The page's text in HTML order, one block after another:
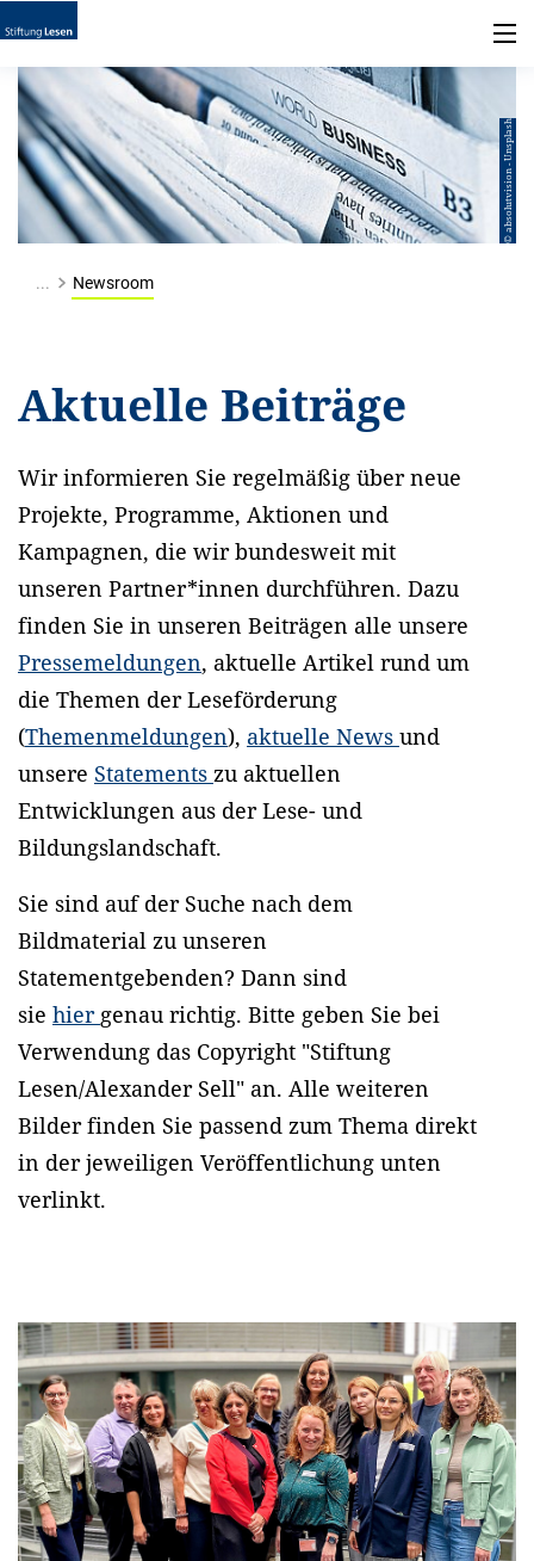
© absolutvision - Unsplash
... Newsroom
Aktuelle Beiträge
Wir informieren Sie regelmäßig über neue
Projekte, Programme, Aktionen und
Kampagnen, die wir bundesweit mit
unseren Partner*innen durchführen. Dazu
finden Sie in unseren Beiträgen alle unsere
Pressemeldungen, aktuelle Artikel rund um
die Themen der Leseförderung
(Themenmeldungen), aktuelle News und
unsere Statements zu aktuellen
Entwicklungen aus der Lese- und
Bildungslandschaft.
Sie sind auf der Suche nach dem
Bildmaterial zu unseren
Statementgebenden? Dann sind
sie hier genau richtig. Bitte geben Sie bei
Verwendung das Copyright "Stiftung
Lesen/Alexander Sell" an. Alle weiteren
Bilder finden Sie passend zum Thema direkt
in der jeweiligen Veröffentlichung unten
verlinkt.